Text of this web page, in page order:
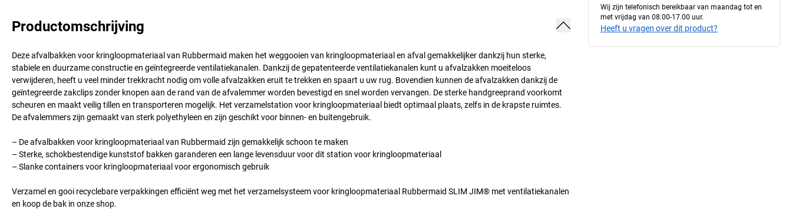
Productomschrijving
Deze afvalbakken voor kringloopmateriaal van Rubbermaid maken het weggooien van kringloopmateriaal en afval gemakkelijker dankzij hun sterke,
stabiele en duurzame constructie en geïntegreerde ventilatiekanalen. Dankzij de gepatenteerde ventilatiekanalen kunt u afvalzakken moeiteloos
verwijderen, heeft u veel minder trekkracht nodig om volle afvalzakken eruit te trekken en spaart u uw rug. Bovendien kunnen de afvalzakken dankzij de
geïntegreerde zakclips zonder knopen aan de rand van de afvalemmer worden bevestigd en snel worden vervangen. De sterke handgreeprand voorkomt
scheuren en maakt veilig tillen en transporteren mogelijk. Het verzamelstation voor kringloopmateriaal biedt optimaal plaats, zelfs in de krapste ruimtes.
De afvalemmers zijn gemaakt van sterk polyethyleen en zijn geschikt voor binnen- en buitengebruik.
– De afvalbakken voor kringloopmateriaal van Rubbermaid zijn gemakkelijk schoon te maken
– Sterke, schokbestendige kunststof bakken garanderen een lange levensduur voor dit station voor kringloopmateriaal
– Slanke containers voor kringloopmateriaal voor ergonomisch gebruik
Verzamel en gooi recyclebare verpakkingen efficiënt weg met het verzamelsysteem voor kringloopmateriaal Rubbermaid SLIM JIM® met ventilatiekanalen
en koop de bak in onze shop.
Wij zijn telefonisch bereikbaar van maandag tot en
met vrijdag van 08.00-17.00 uur.
Heeft u vragen over dit product?